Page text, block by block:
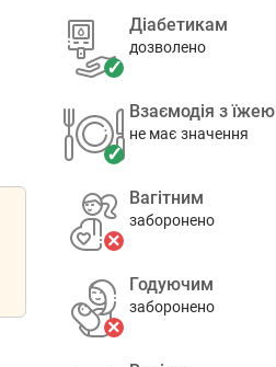
Діабетикам
дозволено
Взаємодія з їжею
не має значення
Вагітним
заборонено
Годуючим
заборонено